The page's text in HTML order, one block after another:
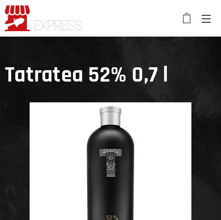
Tatratea 52% 0,7 l